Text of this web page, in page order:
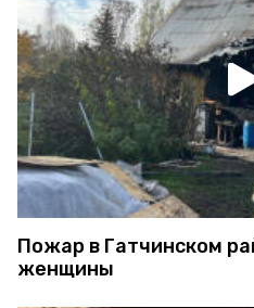
Пожар в Гатчинском
женщины